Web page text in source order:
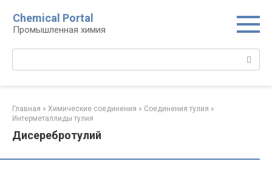
контенту
Chemical Portal
Промышленная химия
Главная » Химические соединения » Соединения тулия‎ »
Интерметаллиды тулия‎
Дисеребротулий